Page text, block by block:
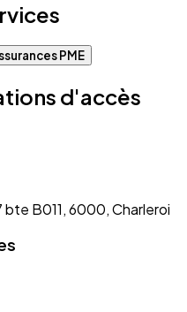
PME
d'accès
bte B011, 6000, Charleroi